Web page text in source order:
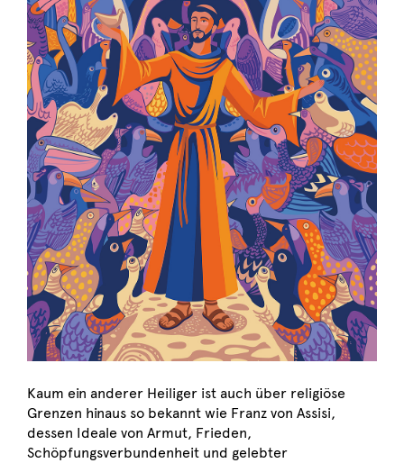
Kaum ein anderer Heiliger ist auch über religiöse
Grenzen hinaus so bekannt wie Franz von Assisi,
dessen Ideale von Armut, Frieden,
Schöpfungsverbundenheit und gelebter